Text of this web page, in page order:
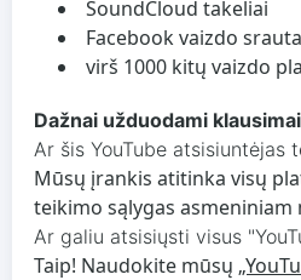
SoundCloud takeliai
Facebook vaizdo
virš 1000 kitų vaizdo
Dažnai užduodami klausimai
Ar šis YouTube atsisiuntėjas
Mūsų įrankis atitinka visų
teikimo sąlygas asmeniniam
Ar galiu atsisiųsti visus
Taip! Naudokite mūsų